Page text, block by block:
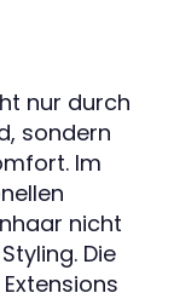
nur durch
sondern
Im
nicht
Die